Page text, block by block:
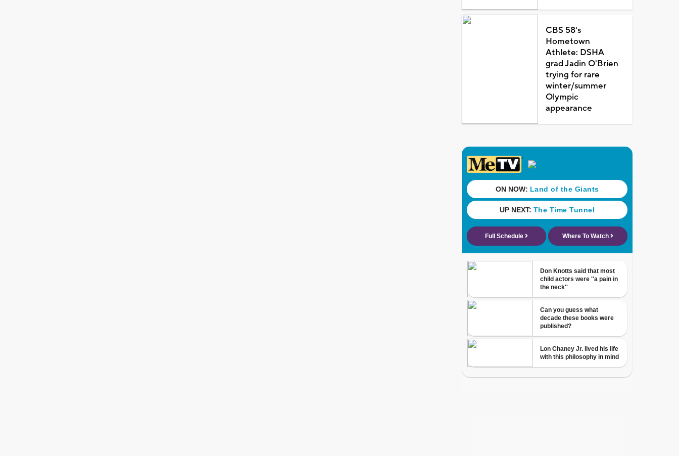
CBS 58's
Hometown
Athlete: DSHA
grad Jadin O'Brien
trying for rare
winter/summer
Olympic
appearance